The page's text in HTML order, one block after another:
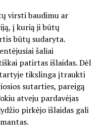
virsti baudimu ar
į kurią ji būtų
būtų sudaryta.
šaliai
patirtas išlaidas. Dėl
tikslinga įtraukti
sutarties, pareigą
atveju pardavėjas
pirkėjo išlaidas gali